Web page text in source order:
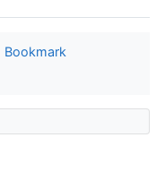
Bookmark